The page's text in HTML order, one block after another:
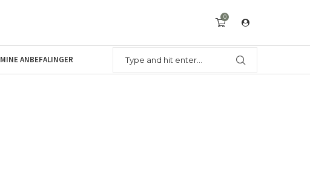
0
MINE ANBEFALINGER